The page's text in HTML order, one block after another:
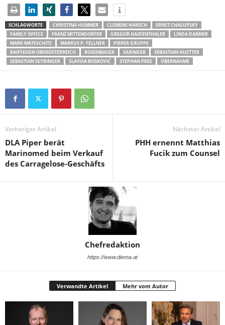
SCHLAGWORTE CHRISTINA HUMMER CLEMENS HARSCH
ERNST CHALUPSKY
FAMILY OFFICE
FRANZ MITTENDORFER GREGOR HAIDENTHALER
LINDA DANNER
MARK MATESCHITZ
MARKUS P. FELLNER
PIERER GRUPPE
RAIFFEISEN OBERÖSTERREICH
ROSENBAUER SAXINGER
SEBASTIAN HUETTER
SEBASTIAN SEYRINGER
SLAVISA BOSKOVIĆ STEPHAN PREE ÜBERNAHME
Vorheriger Artikel
DLA Piper berät
Marinomed beim Verkauf
des Carragelose-Geschäfts
Nächster Artikel
PHH ernennt Matthias
Fucik zum Counsel
Chefredaktion
https://www.diema.at
Verwandte Artikel Mehr vom Autor